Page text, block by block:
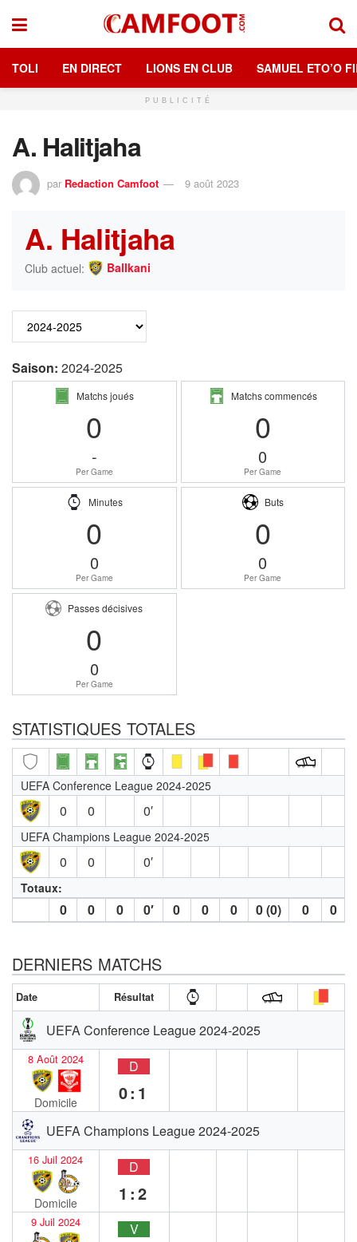
TOLI EN DIRECT LIONS EN CLUB SAMUEL ETO’O
PUBLICITÉ
A. Halitjaha
par Redaction Camfoot 9 août 2023
A. Halitjaha
Club actuel: Ballkani
Saison: 2024-2025
Matchs joués
0
-
Per Game
Matchs commencés
0
0
Per Game
Minutes
0
0
Per Game
Buts
0
0
Per Game
Passes décisives
0
0
Per Game
STATISTIQUES TOTALES
UEFA Conference League 2024-2025
0 0 0′
UEFA Champions League 2024-2025
0 0 0′
Totaux:
0 0 0 0′ 0 0 0 0 (0) 0 0
DERNIERS MATCHS
Date Résultat
UEFA Conference League 2024-2025
8 Août 2024
Domicile
D
0:1
UEFA Champions League 2024-2025
16 Juil 2024
Domicile
D
1:2
9 Juil 2024 V